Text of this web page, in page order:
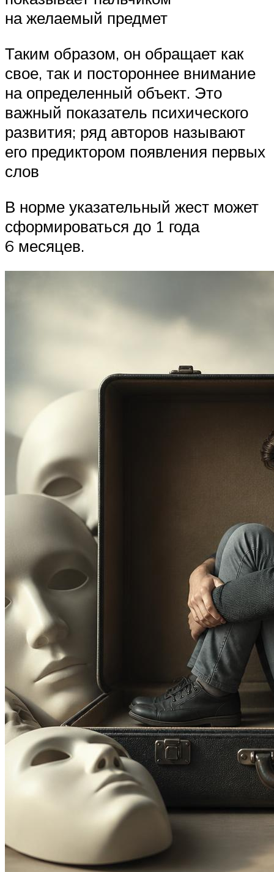
на желаемый предмет
Таким образом, он обращает как
свое, так и постороннее внимание
на определенный объект. Это
важный показатель психического
развития; ряд авторов называют
его предиктором появления первых
слов
В норме указательный жест может
сформироваться до 1 года
6 месяцев.